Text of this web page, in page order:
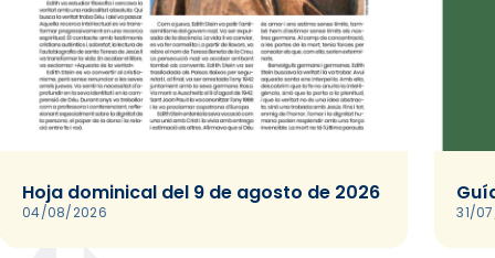
Hoja dominical del 9 de agosto de 2026
04/08/2026 31/